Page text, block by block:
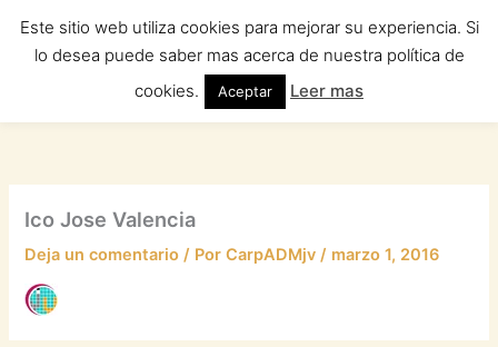
contenido
Ico Jose Valencia
Deja un comentario / PorCarpADMjv/ marzo 1, 2016
Este sitio web utiliza cookies para mejorar su experiencia. Si
lo desea puede saber mas acerca de nuestra política de
cookies.
Aceptar Leer mas